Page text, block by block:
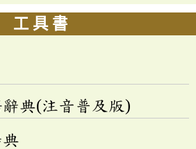
工 具 書
典(注音普及版)